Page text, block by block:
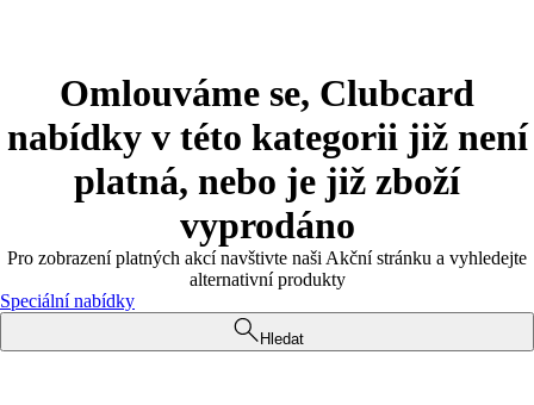
Omlouváme se, Clubcard
nabídky v této kategorii již není
platná, nebo je již zboží
vyprodáno
Pro zobrazení platných akcí navštivte naši Akční stránku a vyhledejte
alternativní produkty
Speciální nabídky
Hledat